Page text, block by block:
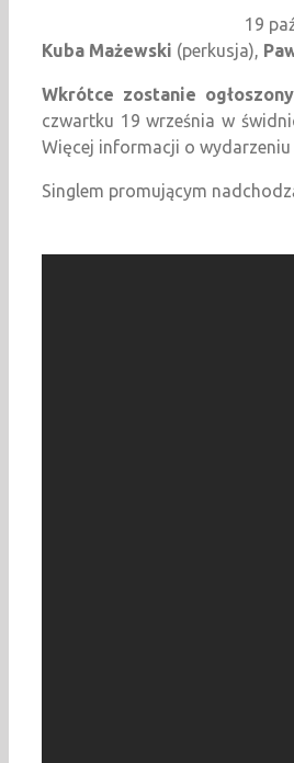
19
Kuba Mażewski (perkusja),
Wkrótce zostanie
czwartku 19 września w
Więcej informacji o
Singlem promującym